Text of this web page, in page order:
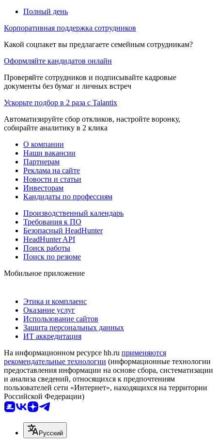
Полный день
Корпоративная поддержка сотрудников
Какой соцпакет вы предлагаете семейным сотрудникам?
Оформляйте кандидатов онлайн
Проверяйте сотрудников и подписывайте кадровые
документы без бумаг и личных встреч
Ускорьте подбор в 2 раза с Talantix
Автоматизируйте сбор откликов, настройте воронку,
собирайте аналитику в 2 клика
О компании
Наши вакансии
Партнерам
Реклама на сайте
Новости и статьи
Инвесторам
Кандидаты по профессиям
Производственный календарь
Требования к ПО
Безопасный HeadHunter
HeadHunter API
Поиск работы
Поиск по резюме
Мобильное приложение
Этика и комплаенс
Оказание услуг
Использование сайтов
Защита персональных данных
ИТ аккредитация
На информационном ресурсе hh.ru применяются
рекомендательные технологии (информационные технологии
предоставления информации на основе сбора, систематизации
и анализа сведений, относящихся к предпочтениям
пользователей сети «Интернет», находящихся на территории
Российской Федерации)
Русский